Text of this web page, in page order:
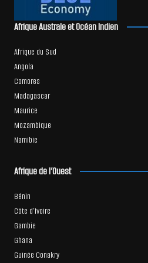
Afrique Australe et Océan Indien
Afrique du Sud
Angola
Comores
Madagascar
Maurice
Mozambique
Namibie
Afrique de l’Ouest
Bénin
Côte d’Ivoire
Gambie
Ghana
Guinée Conakry